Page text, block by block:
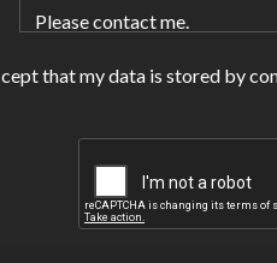
that my data is stored by